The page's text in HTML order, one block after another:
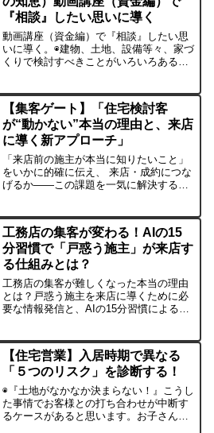
『相談』したい思いに導く
動画講座（資金編）で『相談』したい思
いに導く。◉建物、土地、設備等々、家づ
くりで検討すべきことがいろいろある中
金利の種類とリスク、住宅ローン減税、
贈与等の税制面、等々、
【集客ゲート】「住宅検討客
が“動かない”本当の理由と、来店
に導く新アプローチ」
「来店前の施主が本当に知りたいこと」
をいかに的確に伝え、 来店・成約につな
げるか――この課題を一気に解決するメ
工務店の集客が変わる！AIの15
分習慣で「戸惑う施主」が来店す
る仕組みとは？
工務店の集客が難しくなった本当の理由
とは？戸惑う施主を来店に導くために必
要な情報発信と、AIの15分習慣による新
【住宅営業】入居時期で異なる
「５つのリスク」を診断する！
◉『土地がなかなか決まらない！』こうし
た事情でお客様との打ち合わせが中断す
るケースがあると思います。お子さんの